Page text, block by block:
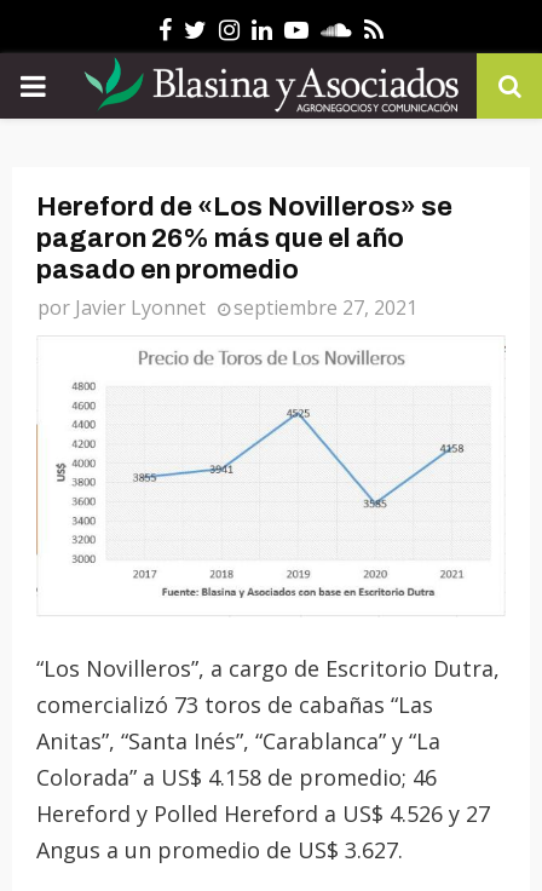
Facebook
Twitter
Instagram
Linkedin
YoutubeSoundcloud
Rss
PRIMARY
Hereford de «Los Novilleros» se
pagaron 26% más que el año
pasado en promedio
por Javier Lyonnet septiembre 27, 2021
“Los Novilleros”, a cargo de Escritorio Dutra,
comercializó 73 toros de cabañas “Las
Anitas”, “Santa Inés”, “Carablanca” y “La
Colorada” a US$ 4.158 de promedio; 46
Hereford y Polled Hereford a US$ 4.526 y 27
Angus a un promedio de US$ 3.627.